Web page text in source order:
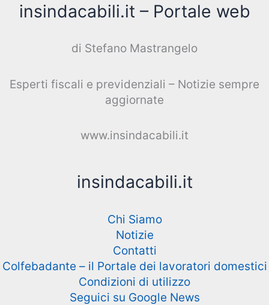
insindacabili.it – Portale web
di Stefano Mastrangelo
Esperti fiscali e previdenziali – Notizie sempre
aggiornate
www.insindacabili.it
insindacabili.it
Chi Siamo
Notizie
Contatti
Colfebadante – il Portale dei lavoratori domestici
Condizioni di utilizzo
Seguici su Google News